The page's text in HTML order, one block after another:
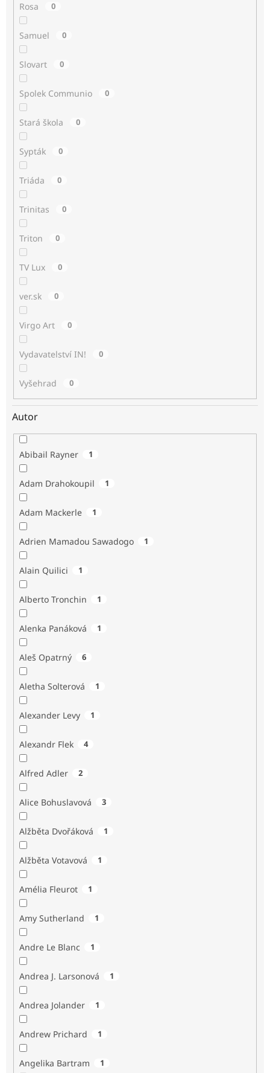
Rosa 0
Samuel 0
Slovart 0
Spolek Communio 0
Stará škola 0
Sypták 0
Triáda 0
Trinitas 0
Triton 0
TV Lux 0
ver.sk 0
Virgo Art 0
Vydavatelství IN! 0
Vyšehrad 0
Autor
Abibail Rayner 1
Adam Drahokoupil 1
Adam Mackerle 1
Adrien Mamadou Sawadogo 1
Alain Quilici 1
Alberto Tronchin 1
Alenka Panáková 1
Aleš Opatrný 6
Aletha Solterová 1
Alexander Levy 1
Alexandr Flek 4
Alfred Adler 2
Alice Bohuslavová 3
Alžběta Dvořáková 1
Alžběta Votavová 1
Amélia Fleurot 1
Amy Sutherland 1
Andre Le Blanc 1
Andrea J. Larsonová 1
Andrea Jolander 1
Andrew Prichard 1
Angelika Bartram 1